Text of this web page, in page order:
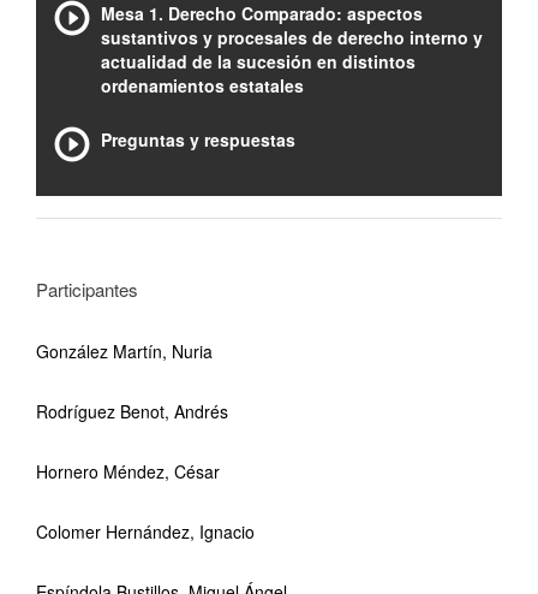
Mesa 1. Derecho Comparado: aspectos
sustantivos y procesales de derecho interno y
actualidad de la sucesión en distintos
ordenamientos estatales
Preguntas y respuestas
Participantes
González Martín, Nuria
Rodríguez Benot, Andrés
Hornero Méndez, César
Colomer Hernández, Ignacio